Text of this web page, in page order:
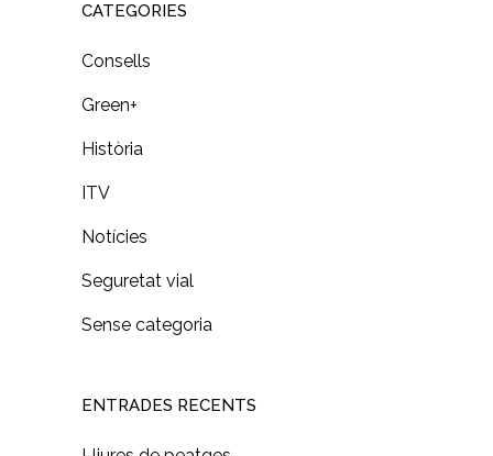
CATEGORIES
Consells
Green+
Història
ITV
Notícies
Seguretat vial
Sense categoria
ENTRADES RECENTS